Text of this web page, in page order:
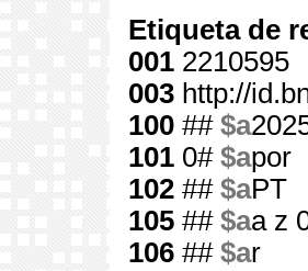
Etiqueta de
001 2210595
003 http://
100 ## $a
101 0# $apor
102 ## $aPT
105 ## $aa z
106 ## $ar